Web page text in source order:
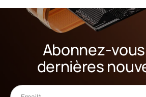
Abonnez-
dernières